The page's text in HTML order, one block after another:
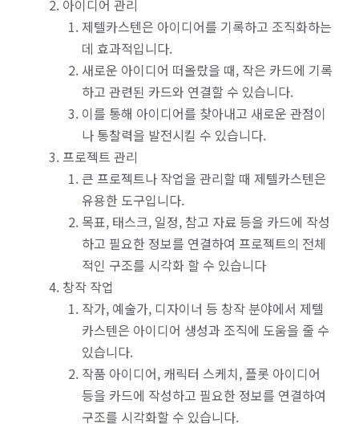
아이디어 관리
제텔카스텐은 아이디어를 기록하고 조직화하는
데 효과적입니다.
새로운 아이디어 떠올랐을 때, 작은 카드에 기록
하고 관련된 카드와 연결할 수 있습니다.
이를 통해 아이디어를 찾아내고 새로운 관점이
나 통찰력을 발전시킬 수 있습니다.
프로젝트 관리
큰 프로젝트나 작업을 관리할 때 제텔카스텐은
유용한 도구입니다.
목표, 태스크, 일정, 참고 자료 등을 카드에 작성
하고 필요한 정보를 연결하여 프로젝트의 전체
적인 구조를 시각화 할 수 있습니다
창작 작업
작가, 예술가, 디자이너 등 창작 분야에서 제텔
카스텐은 아이디어 생성과 조직에 도움을 줄 수
있습니다.
작품 아이디어, 캐릭터 스케치, 플롯 아이디어
등을 카드에 작성하고 필요한 정보를 연결하여
구조를 시각화할 수 있습니다.